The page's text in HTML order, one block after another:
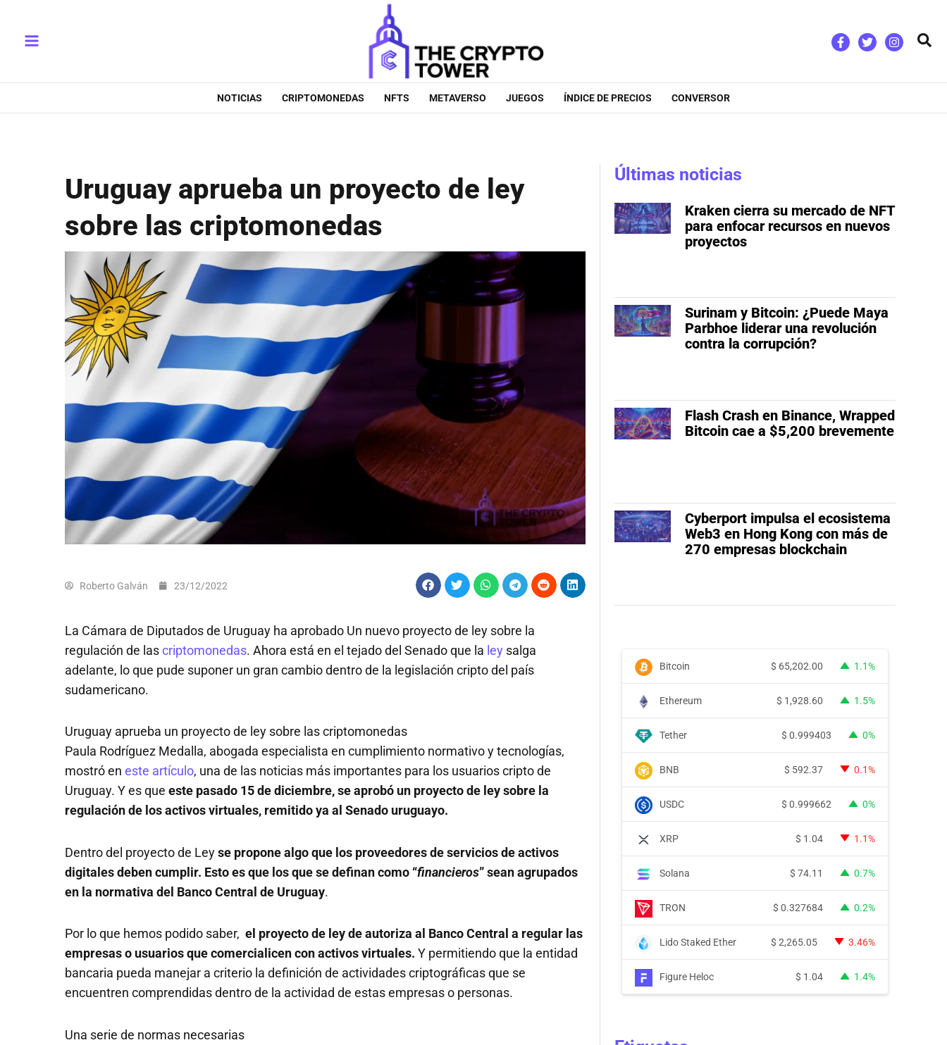
contenido
Menu
NOTICIAS CRIPTOMONEDAS NFTS METAVERSO JUEGOS ÍNDICE DE PRECIOS CONVERSOR
Uruguay aprueba un proyecto de ley
sobre las criptomonedas
Roberto Galván 23/12/2022
La Cámara de Diputados de Uruguay ha aprobado Un nuevo proyecto de ley sobre la
regulación de lascriptomonedas. Ahora está en el tejado del Senado que la ley salga
adelante, lo que pude suponer un gran cambio dentro de la legislación cripto del país
sudamericano.
Uruguay aprueba un proyecto de ley sobre las criptomonedas
Paula Rodríguez Medalla, abogada especialista en cumplimiento normativo y tecnologías,
mostró en este artículo, una de las noticias más importantes para los usuarios cripto de
Uruguay. Y es que este pasado 15 de diciembre, se aprobó un proyecto de ley sobre la
regulación de los activos virtuales, remitido ya al Senado uruguayo.
Dentro del proyecto de Leyse propone algo que los proveedores de servicios de activos
digitales deben cumplir. Esto es que los que se definan como “financieros” sean agrupados
en la normativa del Banco Central de Uruguay.
Por lo que hemos podido saber, el proyecto de ley de autoriza al Banco Central a regular las
empresas o usuarios que comercialicen con activos virtuales. Y permitiendo que la entidad
bancaria pueda manejar a criterio la definición de actividades criptográficas que se
encuentren comprendidas dentro de la actividad de estas empresas o personas.
Una serie de normas necesarias
Últimas noticias
Kraken cierra su mercado de NFT
para enfocar recursos en nuevos
proyectos
Surinam y Bitcoin: ¿Puede Maya
Parbhoe liderar una revolución
contra la corrupción?
Flash Crash en Binance, Wrapped
Bitcoin cae a $5,200 brevemente
Cyberport impulsa el ecosistema
Web3 en Hong Kong con más de
270 empresas blockchain
Bitcoin $ 65,202.00 1.1%
Ethereum $ 1,928.60 1.5%
Tether $ 0.999403 0%
BNB $ 592.37 0.1%
USDC $ 0.999662 0%
XRP $ 1.04 1.1%
Solana $ 74.11 0.7%
TRON $ 0.327684 0.2%
Lido Staked Ether $ 2,265.05 3.46%
Figure Heloc $ 1.04 1.4%